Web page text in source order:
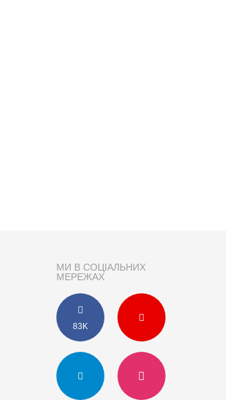
МИ В СОЦІАЛЬНИХ
МЕРЕЖАХ
83K